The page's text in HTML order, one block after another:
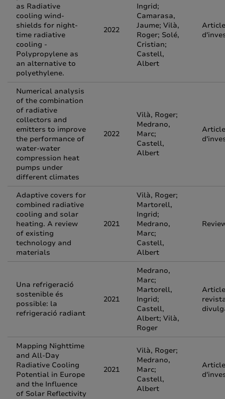
as Radiative
cooling wind-
shields for night-
time radiative
cooling -
Polypropylene as
an alternative to
polyethylene.
2022
Ingrid;
Camarasa,
Jaume; Vilà,
Roger; Solé,
Cristian;
Castell,
Albert
Article
Numerical analysis
of the combination
of radiative
collectors and
emitters to improve
the performance of
water-water
compression heat
pumps under
different climates
2022
Vilà, Roger;
Medrano,
Marc;
Castell,
Albert
Article
Adaptive covers for
combined radiative
cooling and solar
heating. A review
of existing
technology and
materials
2021
Vilà, Roger;
Martorell,
Ingrid;
Medrano,
Marc;
Castell,
Albert
Una refrigeració
sostenible és
possible: la
refrigeració radiant
2021
Medrano,
Marc;
Martorell,
Ingrid;
Castell,
Albert; Vilà,
Roger
Mapping Nighttime
and All-Day
Radiative Cooling
Potential in Europe
and the Influence
of Solar Reflectivity
2021
Vilà, Roger;
Medrano,
Marc;
Castell,
Albert
Article